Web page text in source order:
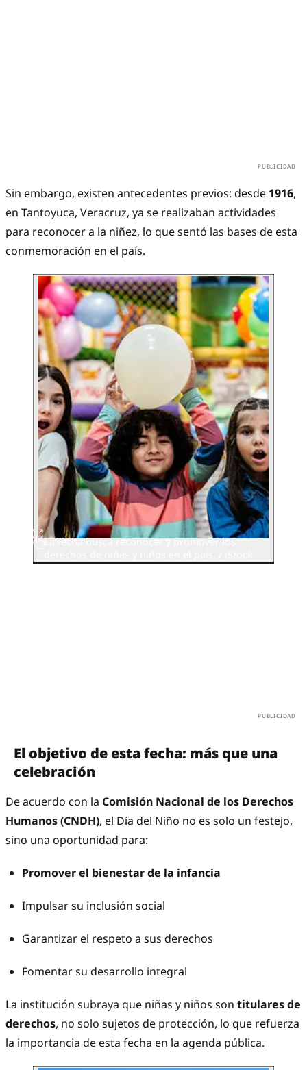
Sin embargo, existen antecedentes previos: desde 1916,
en Tantoyuca, Veracruz, ya se realizaban actividades
para reconocer a la niñez, lo que sentó las bases de esta
conmemoración en el país.
La fecha busca reconocer y promover los
El objetivo de esta fecha: más que una
celebración
De acuerdo con la Comisión Nacional de los Derechos
Humanos (CNDH), el Día del Niño no es solo un festejo,
sino una oportunidad para:
Promover el bienestar de la infancia
Impulsar su inclusión social
Garantizar el respeto a sus derechos
Fomentar su desarrollo integral
La institución subraya que niñas y niños son titulares de
derechos, no solo sujetos de protección, lo que refuerza
la importancia de esta fecha en la agenda pública.